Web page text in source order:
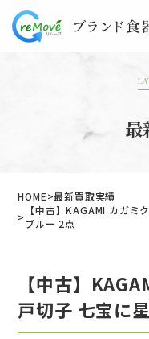
最
HOME
最新買取実績
【中古】KAGAMI カガミ
ブルー 2点
【中古】
戸切子 七宝に